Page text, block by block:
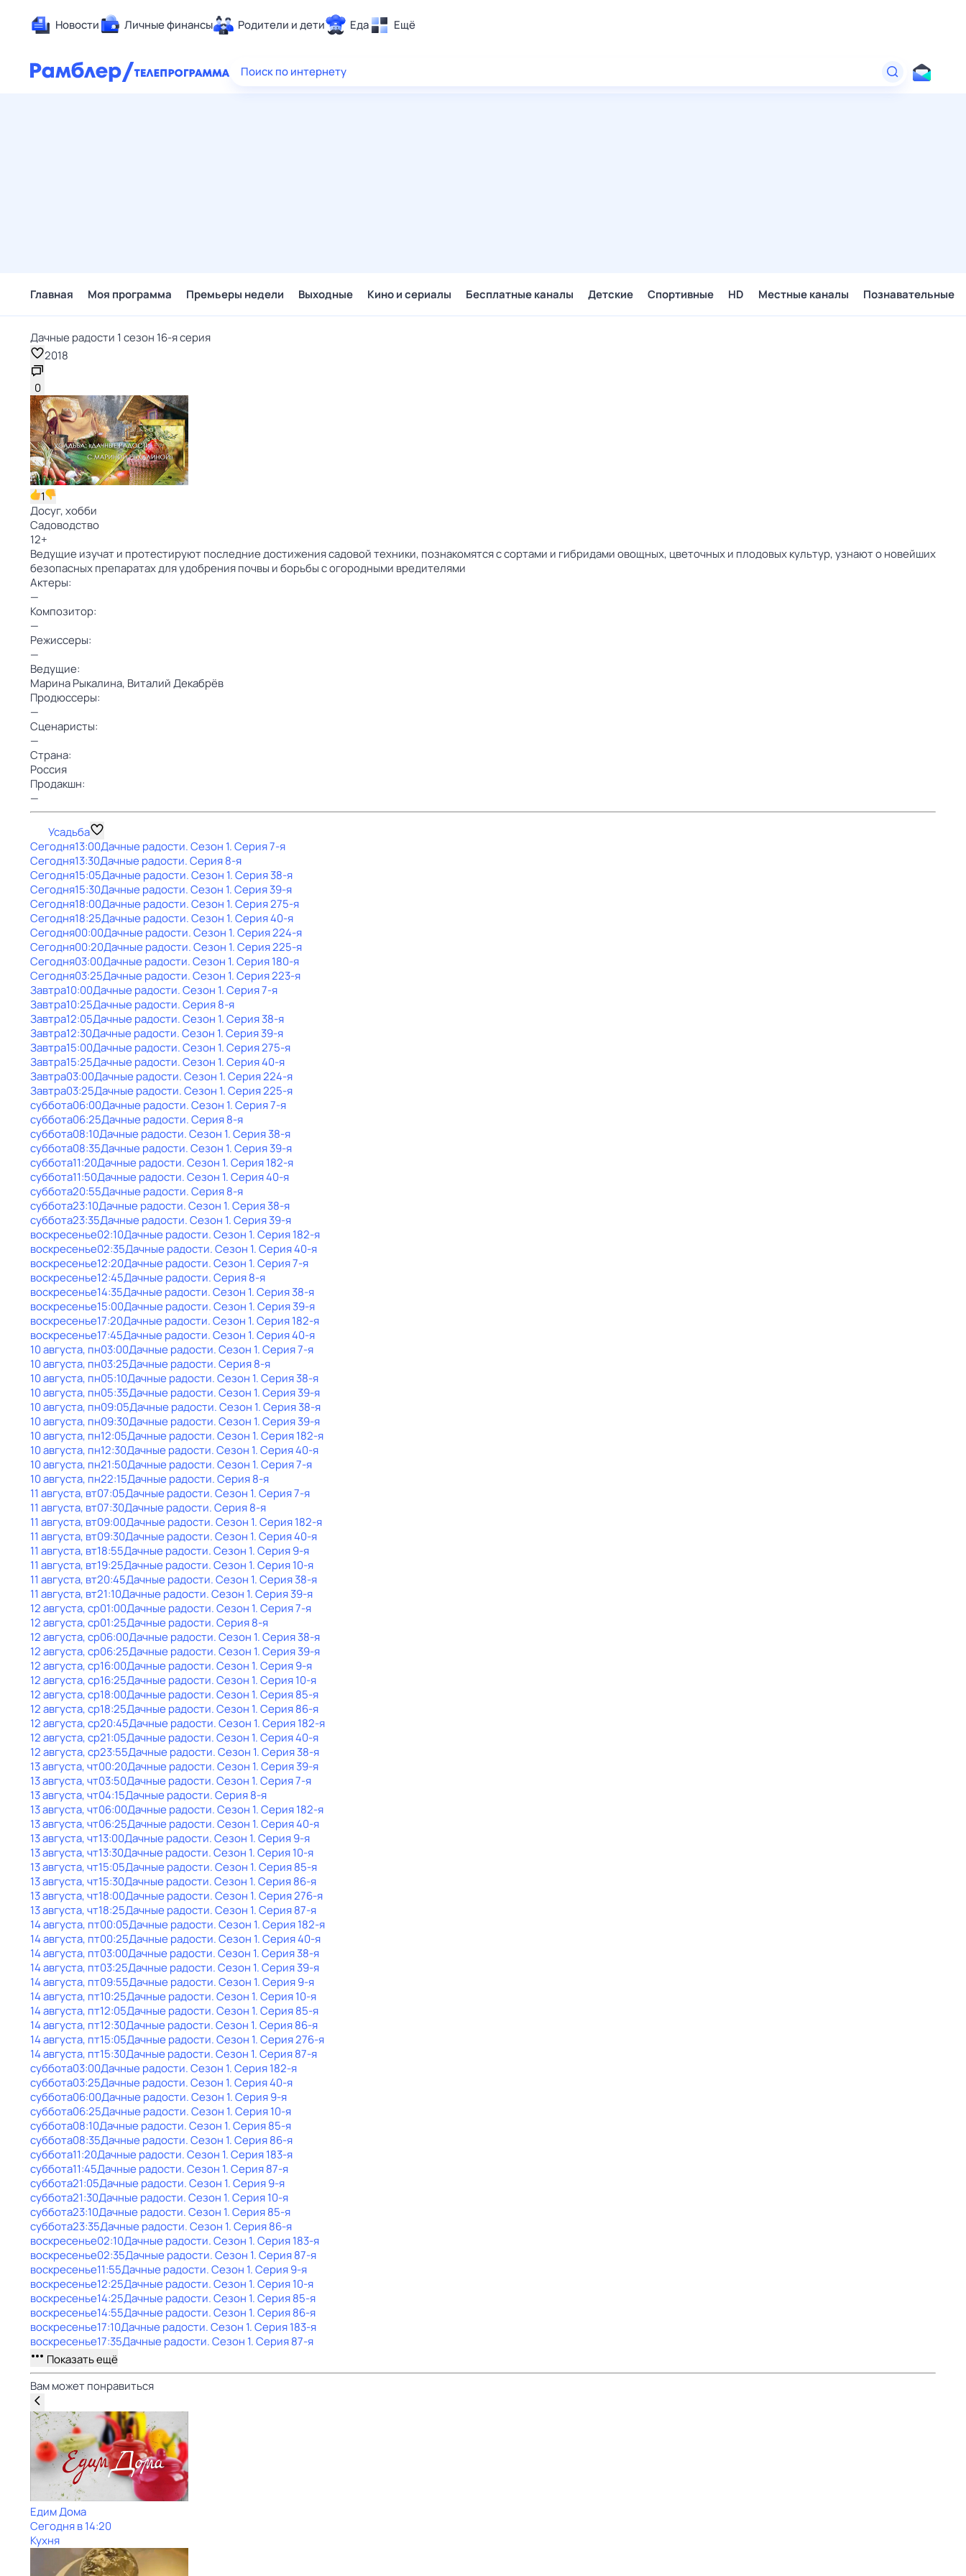
Новости Личные финансы Родители и дети Еда Ещё
Здоровье
Поиск по интернету
Главная Моя программа Премьеры недели Выходные Кино и сериалы Бесплатные каналы Детские Спортивные HD Местные каналы Познавательные
Дачные радости 1 сезон 16-я серия
2018
0
1
Досуг, хобби
Садоводство
12+
Ведущие изучат и протестируют последние достижения садовой техники, познакомятся с сортами и гибридами овощных, цветочных и плодовых культур, узнают о новейших
безопасных препаратах для удобрения почвы и борьбы с огородными вредителями
Актеры:
—
Композитор:
—
Режиссеры:
—
Ведущие:
Марина Рыкалина, Bиталий Декабрёв
Продюссеры:
—
Сценаристы:
—
Страна:
Россия
Продакшн:
—
Усадьба
Сегодня13:00Дачные радости. Сезон 1. Серия 7-я
Сегодня13:30Дачные радости. Серия 8-я
Сегодня15:05Дачные радости. Сезон 1. Серия 38-я
Сегодня15:30Дачные радости. Сезон 1. Серия 39-я
Сегодня18:00Дачные радости. Сезон 1. Серия 275-я
Сегодня18:25Дачные радости. Сезон 1. Серия 40-я
Сегодня00:00Дачные радости. Сезон 1. Серия 224-я
Сегодня00:20Дачные радости. Сезон 1. Серия 225-я
Сегодня03:00Дачные радости. Сезон 1. Серия 180-я
Сегодня03:25Дачные радости. Сезон 1. Серия 223-я
Завтра10:00Дачные радости. Сезон 1. Серия 7-я
Завтра10:25Дачные радости. Серия 8-я
Завтра12:05Дачные радости. Сезон 1. Серия 38-я
Завтра12:30Дачные радости. Сезон 1. Серия 39-я
Завтра15:00Дачные радости. Сезон 1. Серия 275-я
Завтра15:25Дачные радости. Сезон 1. Серия 40-я
Завтра03:00Дачные радости. Сезон 1. Серия 224-я
Завтра03:25Дачные радости. Сезон 1. Серия 225-я
суббота06:00Дачные радости. Сезон 1. Серия 7-я
суббота06:25Дачные радости. Серия 8-я
суббота08:10Дачные радости. Сезон 1. Серия 38-я
суббота08:35Дачные радости. Сезон 1. Серия 39-я
суббота11:20Дачные радости. Сезон 1. Серия 182-я
суббота11:50Дачные радости. Сезон 1. Серия 40-я
суббота20:55Дачные радости. Серия 8-я
суббота23:10Дачные радости. Сезон 1. Серия 38-я
суббота23:35Дачные радости. Сезон 1. Серия 39-я
воскресенье02:10Дачные радости. Сезон 1. Серия 182-я
воскресенье02:35Дачные радости. Сезон 1. Серия 40-я
воскресенье12:20Дачные радости. Сезон 1. Серия 7-я
воскресенье12:45Дачные радости. Серия 8-я
воскресенье14:35Дачные радости. Сезон 1. Серия 38-я
воскресенье15:00Дачные радости. Сезон 1. Серия 39-я
воскресенье17:20Дачные радости. Сезон 1. Серия 182-я
воскресенье17:45Дачные радости. Сезон 1. Серия 40-я
10 августа, пн03:00Дачные радости. Сезон 1. Серия 7-я
10 августа, пн03:25Дачные радости. Серия 8-я
10 августа, пн05:10Дачные радости. Сезон 1. Серия 38-я
10 августа, пн05:35Дачные радости. Сезон 1. Серия 39-я
10 августа, пн09:05Дачные радости. Сезон 1. Серия 38-я
10 августа, пн09:30Дачные радости. Сезон 1. Серия 39-я
10 августа, пн12:05Дачные радости. Сезон 1. Серия 182-я
10 августа, пн12:30Дачные радости. Сезон 1. Серия 40-я
10 августа, пн21:50Дачные радости. Сезон 1. Серия 7-я
10 августа, пн22:15Дачные радости. Серия 8-я
11 августа, вт07:05Дачные радости. Сезон 1. Серия 7-я
11 августа, вт07:30Дачные радости. Серия 8-я
11 августа, вт09:00Дачные радости. Сезон 1. Серия 182-я
11 августа, вт09:30Дачные радости. Сезон 1. Серия 40-я
11 августа, вт18:55Дачные радости. Сезон 1. Серия 9-я
11 августа, вт19:25Дачные радости. Сезон 1. Серия 10-я
11 августа, вт20:45Дачные радости. Сезон 1. Серия 38-я
11 августа, вт21:10Дачные радости. Сезон 1. Серия 39-я
12 августа, ср01:00Дачные радости. Сезон 1. Серия 7-я
12 августа, ср01:25Дачные радости. Серия 8-я
12 августа, ср06:00Дачные радости. Сезон 1. Серия 38-я
12 августа, ср06:25Дачные радости. Сезон 1. Серия 39-я
12 августа, ср16:00Дачные радости. Сезон 1. Серия 9-я
12 августа, ср16:25Дачные радости. Сезон 1. Серия 10-я
12 августа, ср18:00Дачные радости. Сезон 1. Серия 85-я
12 августа, ср18:25Дачные радости. Сезон 1. Серия 86-я
12 августа, ср20:45Дачные радости. Сезон 1. Серия 182-я
12 августа, ср21:05Дачные радости. Сезон 1. Серия 40-я
12 августа, ср23:55Дачные радости. Сезон 1. Серия 38-я
13 августа, чт00:20Дачные радости. Сезон 1. Серия 39-я
13 августа, чт03:50Дачные радости. Сезон 1. Серия 7-я
13 августа, чт04:15Дачные радости. Серия 8-я
13 августа, чт06:00Дачные радости. Сезон 1. Серия 182-я
13 августа, чт06:25Дачные радости. Сезон 1. Серия 40-я
13 августа, чт13:00Дачные радости. Сезон 1. Серия 9-я
13 августа, чт13:30Дачные радости. Сезон 1. Серия 10-я
13 августа, чт15:05Дачные радости. Сезон 1. Серия 85-я
13 августа, чт15:30Дачные радости. Сезон 1. Серия 86-я
13 августа, чт18:00Дачные радости. Сезон 1. Серия 276-я
13 августа, чт18:25Дачные радости. Сезон 1. Серия 87-я
14 августа, пт00:05Дачные радости. Сезон 1. Серия 182-я
14 августа, пт00:25Дачные радости. Сезон 1. Серия 40-я
14 августа, пт03:00Дачные радости. Сезон 1. Серия 38-я
14 августа, пт03:25Дачные радости. Сезон 1. Серия 39-я
14 августа, пт09:55Дачные радости. Сезон 1. Серия 9-я
14 августа, пт10:25Дачные радости. Сезон 1. Серия 10-я
14 августа, пт12:05Дачные радости. Сезон 1. Серия 85-я
14 августа, пт12:30Дачные радости. Сезон 1. Серия 86-я
14 августа, пт15:05Дачные радости. Сезон 1. Серия 276-я
14 августа, пт15:30Дачные радости. Сезон 1. Серия 87-я
суббота03:00Дачные радости. Сезон 1. Серия 182-я
суббота03:25Дачные радости. Сезон 1. Серия 40-я
суббота06:00Дачные радости. Сезон 1. Серия 9-я
суббота06:25Дачные радости. Сезон 1. Серия 10-я
суббота08:10Дачные радости. Сезон 1. Серия 85-я
суббота08:35Дачные радости. Сезон 1. Серия 86-я
суббота11:20Дачные радости. Сезон 1. Серия 183-я
суббота11:45Дачные радости. Сезон 1. Серия 87-я
суббота21:05Дачные радости. Сезон 1. Серия 9-я
суббота21:30Дачные радости. Сезон 1. Серия 10-я
суббота23:10Дачные радости. Сезон 1. Серия 85-я
суббота23:35Дачные радости. Сезон 1. Серия 86-я
воскресенье02:10Дачные радости. Сезон 1. Серия 183-я
воскресенье02:35Дачные радости. Сезон 1. Серия 87-я
воскресенье11:55Дачные радости. Сезон 1. Серия 9-я
воскресенье12:25Дачные радости. Сезон 1. Серия 10-я
воскресенье14:25Дачные радости. Сезон 1. Серия 85-я
воскресенье14:55Дачные радости. Сезон 1. Серия 86-я
воскресенье17:10Дачные радости. Сезон 1. Серия 183-я
воскресенье17:35Дачные радости. Сезон 1. Серия 87-я
Показать ещё
Вам может понравиться
Едим Дома
Сегодня в 14:20
Кухня